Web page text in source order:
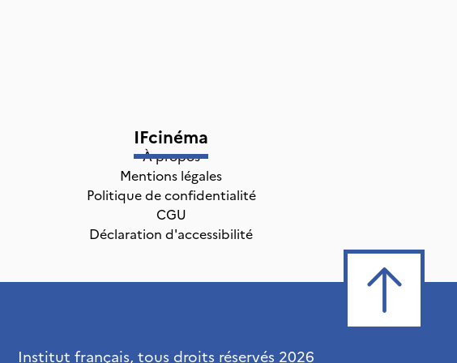
IFcinéma
À propos
Mentions légales
Politique de confidentialité
CGU
Déclaration d'accessibilité
Institut français, tous droits réservés 2026